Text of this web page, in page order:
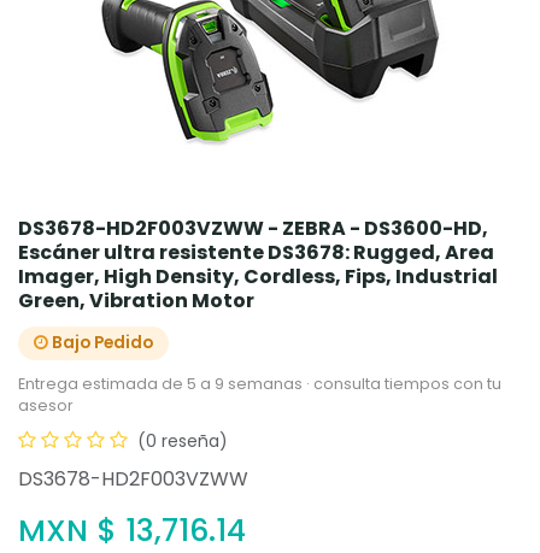
DS3678-HD2F003VZWW - ZEBRA - DS3600-HD,
Escáner ultra resistente DS3678: Rugged, Area
Imager, High Density, Cordless, Fips, Industrial
Green, Vibration Motor
Bajo Pedido
Entrega estimada de 5 a 9 semanas · consulta tiempos con tu
asesor
(0 reseña)
DS3678-HD2F003VZWW
MXN $ 13,716.14